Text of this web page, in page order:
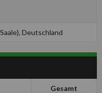
Deutschland
Gesamt